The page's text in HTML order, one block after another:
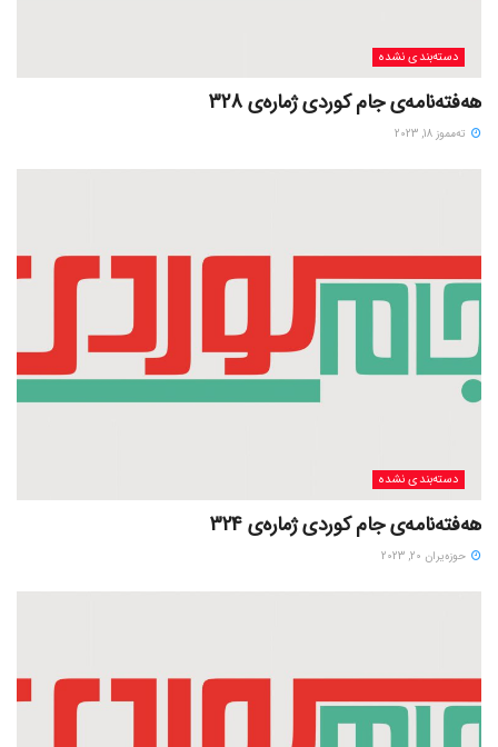
دسته‌بندی نشده
هەفتەنامەی جام کوردی ژمارەی 328
ته‌مموز 18, 2023
دسته‌بندی نشده
هەفتەنامەی جام کوردی ژمارەی 324
حوزه‌یران 20, 2023